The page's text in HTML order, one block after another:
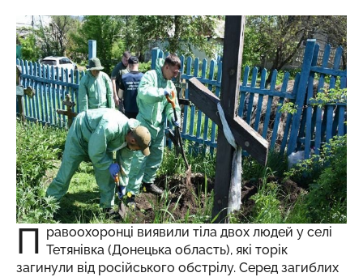
П равоохоронці виявили тіла двох людей у селі
Тетянівка (Донецька область), які торік
загинули від російського обстрілу. Серед загиблих